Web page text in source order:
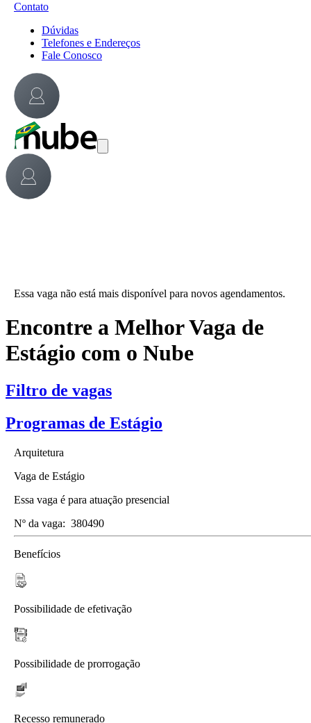
Contato
Dúvidas
Telefones e Endereços
Fale Conosco
Essa vaga não está mais disponível para novos agendamentos.
Encontre a Melhor Vaga de
Estágio com o Nube
Filtro de vagas
Programas de Estágio
Arquitetura
Vaga de Estágio
Essa vaga é para atuação presencial
Nº da vaga: 380490
Benefícios
Possibilidade de efetivação
Possibilidade de prorrogação
Recesso remunerado